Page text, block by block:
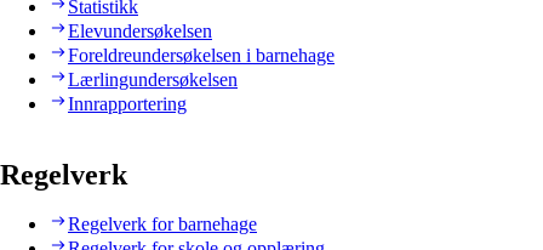
Statistikk
Elevundersøkelsen
Foreldreundersøkelsen i barnehage
Lærlingundersøkelsen
Innrapportering
Regelverk
Regelverk for barnehage